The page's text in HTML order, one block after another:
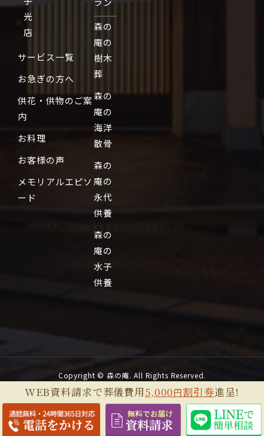
光
店
サービス一覧
お急ぎの方へ
供花・供物のご案
内
お料理
お客様の声
メモリアルエピソ
ード
森の
庵の
樹木
葬
森の
庵の
海洋
散骨
森の
庵の
永代
供養
森の
庵の
水子
供養
Copyright © 森の庵. All Rights Reserved.
WEB資料請求で葬儀費用5,000円割引券進呈!